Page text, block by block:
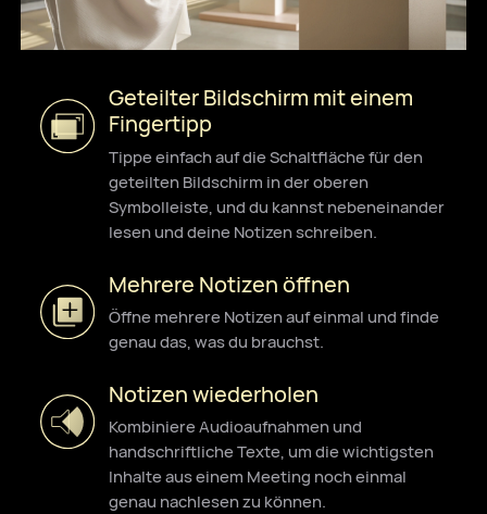
Geteilter Bildschirm mit einem
Fingertipp
Tippe einfach auf die Schaltfläche für den
geteilten Bildschirm in der oberen
Symbolleiste, und du kannst nebeneinander
lesen und deine Notizen schreiben.
Mehrere Notizen öffnen
Öffne mehrere Notizen auf einmal und finde
genau das, was du brauchst.
Notizen wiederholen
Kombiniere Audioaufnahmen und
handschriftliche Texte, um die wichtigsten
Inhalte aus einem Meeting noch einmal
genau nachlesen zu können.